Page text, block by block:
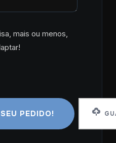
mais ou menos,